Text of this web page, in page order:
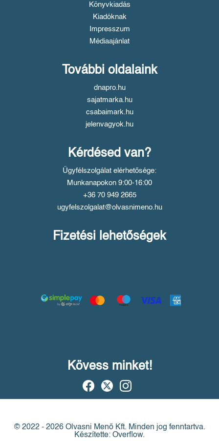
Könyvkiadás
Kiadóknak
Impresszum
Médiaajánlat
További oldalaink
dnapro.hu
sajatmarka.hu
csabaimark.hu
jelenvagyok.hu
Kérdésed van?
Ügyfélszolgálat elérhetősége:
Munkanapokon 9:00-16:00
+36 70 949 2665
ugyfelszolgalat@olvasnimeno.hu
Fizetési lehetőségek
Kövess minket!
© 2022 - 2026 Olvasni Menő Kft. Minden jog fenntartva.
Készítette: Overflow.